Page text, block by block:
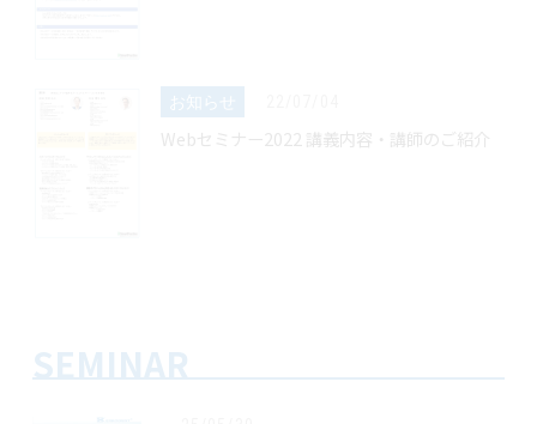
お知らせ
Webセミナー2022 講義内容・講師のご紹介
SEMINAR